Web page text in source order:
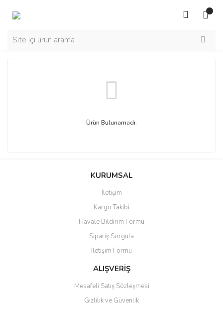
Ürün Bulunamadı.
KURUMSAL
İletişim
Kargo Takibi
Havale Bildirim Formu
Sipariş Sorgula
İletişim Formu
ALIŞVERİŞ
Mesafeli Satış Sözleşmesi
Gizlilik ve Güvenlik